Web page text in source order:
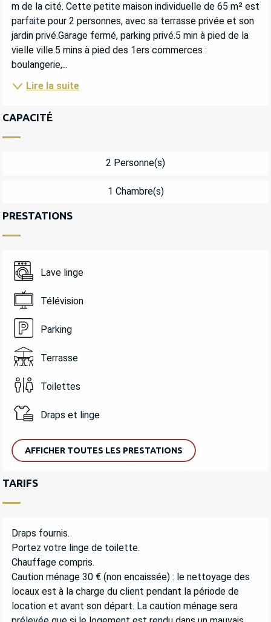
m de la cité. Cette petite maison individuelle de 65 m² est
parfaite pour 2 personnes, avec sa terrasse privée et son
jardin privé.Garage fermé, parking privé.5 min à pied de la
vielle ville.5 mins à pied des 1ers commerces :
boulangerie,...
Lire la suite
CAPACITÉ
2 Personne(s)
1 Chambre(s)
PRESTATIONS
Lave linge
Télévision
Parking
Terrasse
Toilettes
Draps et linge
AFFICHER TOUTES LES PRESTATIONS
TARIFS
Draps fournis.
Portez votre linge de toilette.
Chauffage compris.
Caution ménage 30 € (non encaissée) : le nettoyage des
locaux est à la charge du client pendant la période de
location et avant son départ. La caution ménage sera